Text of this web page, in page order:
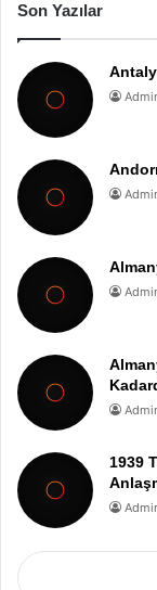
Son Yazılar
1939